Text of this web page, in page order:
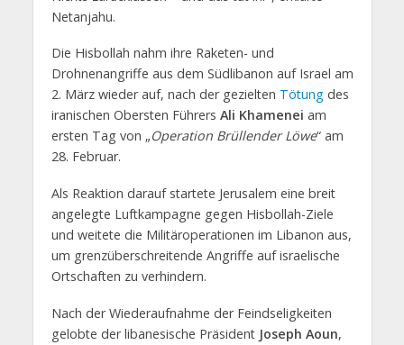
Netanjahu.
Die Hisbollah nahm ihre Raketen- und
Drohnenangriffe aus dem Südlibanon auf Israel am
2. März wieder auf, nach der gezielten Tötungdes
iranischen Obersten Führers Ali Khamenei am
ersten Tag von „Operation Brüllender Löwe“ am
28. Februar.
Als Reaktion darauf startete Jerusalem eine breit
angelegte Luftkampagne gegen Hisbollah-Ziele
und weitete die Militäroperationen im Libanon aus,
um grenzüberschreitende Angriffe auf israelische
Ortschaften zu verhindern.
Nach der Wiederaufnahme der Feindseligkeiten
gelobte der libanesische Präsident Joseph Aoun,